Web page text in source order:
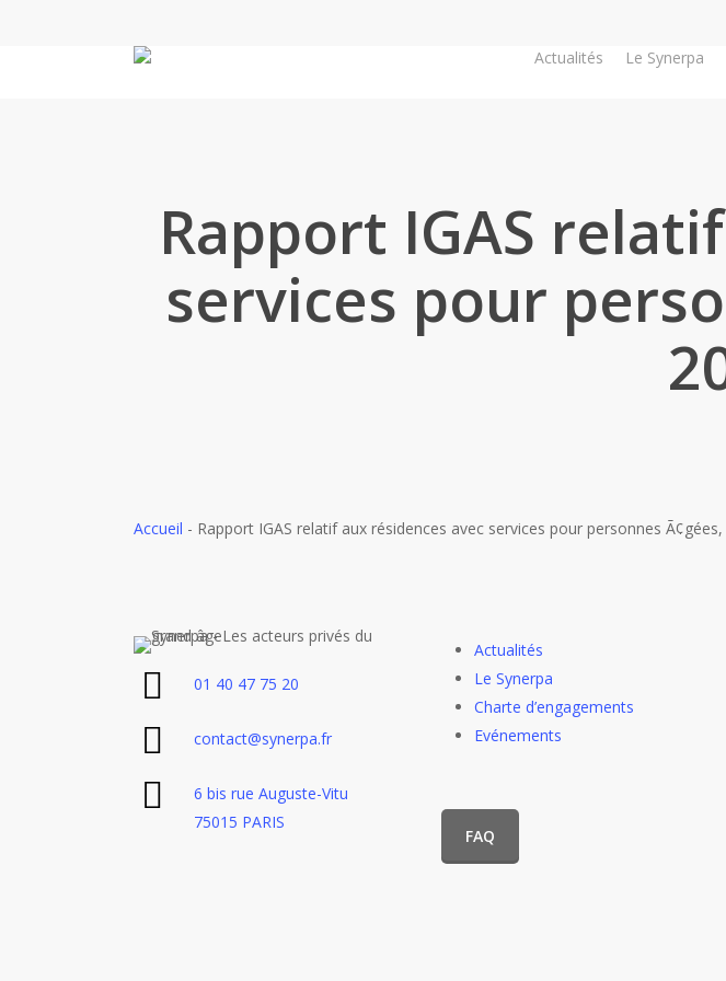
Actualités Le Synerpa
Rapport IGAS
services pour
Accueil - Rapport IGAS relatif aux résidences avec services pour personnes
01 40 47 75 20
contact@synerpa.fr
6 bis rue Auguste-Vitu
75015 PARIS
Actualités
Le Synerpa
Charte d’engagements
Evénements
FAQ